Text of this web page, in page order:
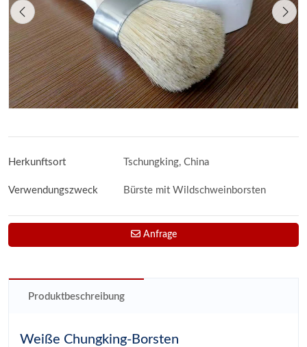
Herkunftsort Tschungking, China
Verwendungszweck Bürste mit Wildschweinborsten
Anfrage
Produktbeschreibung
Weiße Chungking-Borsten